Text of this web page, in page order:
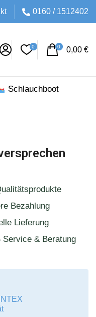
0160 / 1512402
0 0 0,00 €
Schlauchboot
Bezahlung
Lieferung
Service & Beratung